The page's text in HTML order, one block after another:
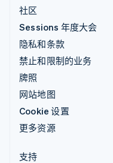
社区
Sessions 年度大会
隐私和条款
禁止和限制的业务
牌照
网站地图
Cookie 设置
更多资源
支持